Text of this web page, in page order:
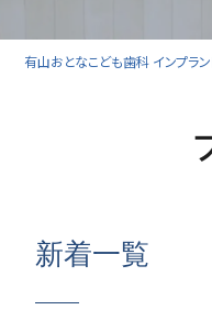
有山おとなこども歯科 インプラ
新着一覧